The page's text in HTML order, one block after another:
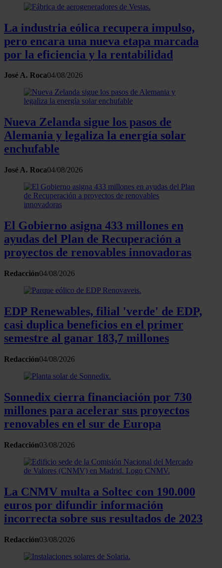
La industria eólica recupera impulso,
pero encara una nueva etapa marcada
por la eficiencia y la rentabilidad
José A. Roca04/08/2026
Nueva Zelanda sigue los pasos de
Alemania y legaliza la energía solar
enchufable
José A. Roca04/08/2026
El Gobierno asigna 433 millones en
ayudas del Plan de Recuperación a
proyectos de renovables innovadoras
Redacción04/08/2026
EDP Renewables, filial 'verde' de EDP,
casi duplica beneficios en el primer
semestre al ganar 183,7 millones
Redacción04/08/2026
Sonnedix cierra financiación por 730
millones para acelerar sus proyectos
renovables en el sur de Europa
Redacción03/08/2026
La CNMV multa a Soltec con 190.000
euros por difundir información
incorrecta sobre sus resultados de 2023
Redacción03/08/2026